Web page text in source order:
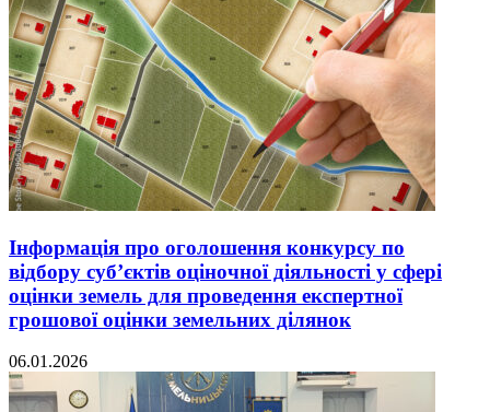
Інформація про оголошення конкурсу по
відбору суб’єктів оціночної діяльності у сфері
оцінки земель для проведення експертної
грошової оцінки земельних ділянок
06.01.2026